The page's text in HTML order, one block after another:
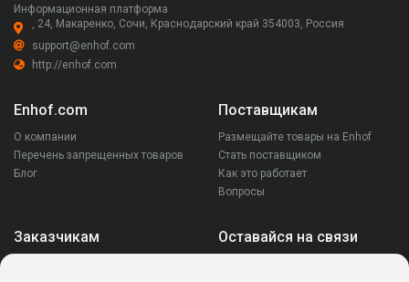
Информационная платформа
, 24, Макаренко, Сочи, Краснодарский край 354003, Россия
support@enhof.com
http://enhof.com
Enhof.com
О компании
Перечень запрещенных товаров
Блог
Поставщикам
Размещайте товары на Enhof
Стать поставщиком
Как это работает
Вопросы
Заказчикам Оставайся на связи